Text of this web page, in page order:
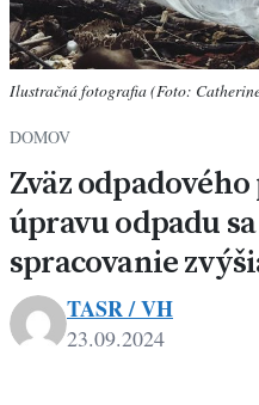
Ilustračná fotografia (Foto:
DOMOV
Zväz
úpravu odpadu
spracovanie
TASR / VH
23.09.2024